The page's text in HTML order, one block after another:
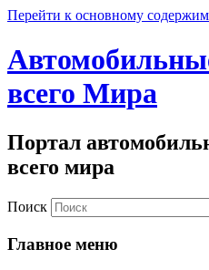
Перейти к основному
всего Мира
Портал
всего мира
Поиск
Главное меню